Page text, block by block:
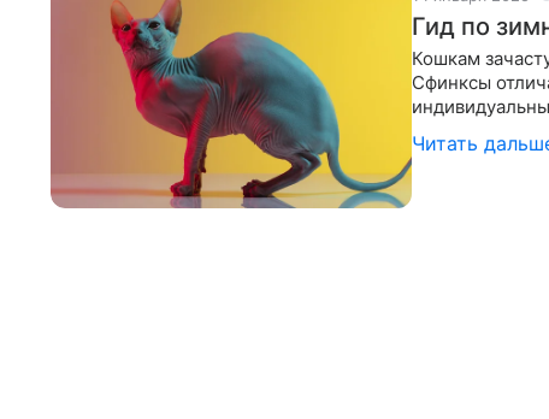
Гид по
Кошкам
Сфинксы
следует
Читать